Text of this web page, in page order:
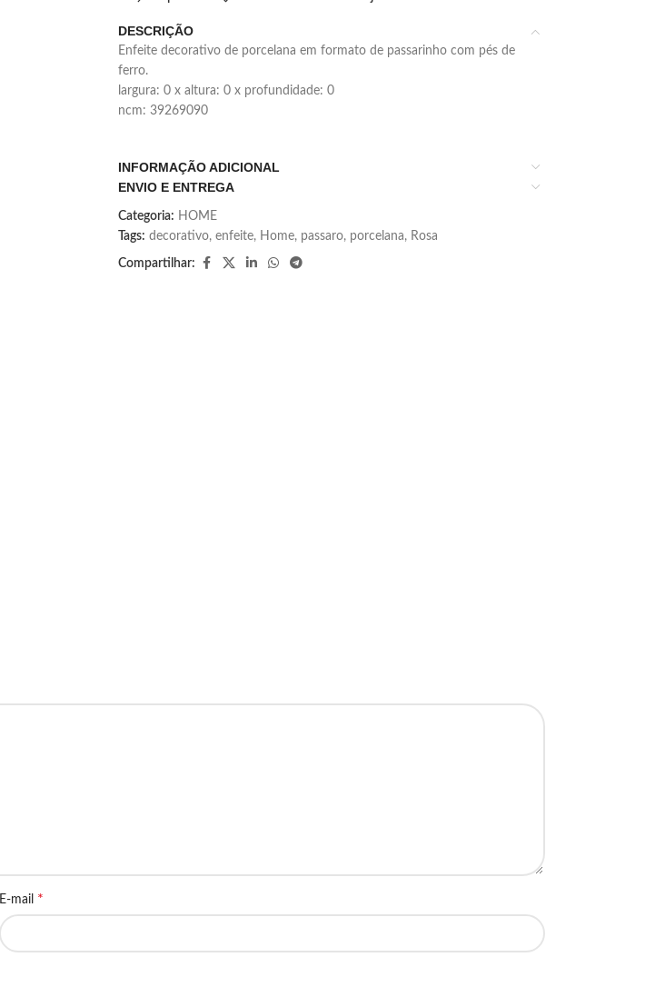
DESCRIÇÃO
enfeite decorativo de porcelana em formato de passarinho com pés de
ferro.
largura: 0 x altura: 0 x profundidade: 0
ncm: 39269090
INFORMAÇÃO ADICIONAL
ENVIO E ENTREGA
Categoria: HOME
Tags: decorativo, enfeite, Home, passaro, porcelana, Rosa
Compartilhar:
E-mail *